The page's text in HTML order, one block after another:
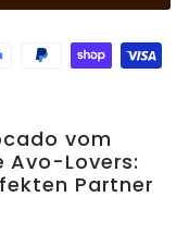
vom
Avo-Lovers:
Partner